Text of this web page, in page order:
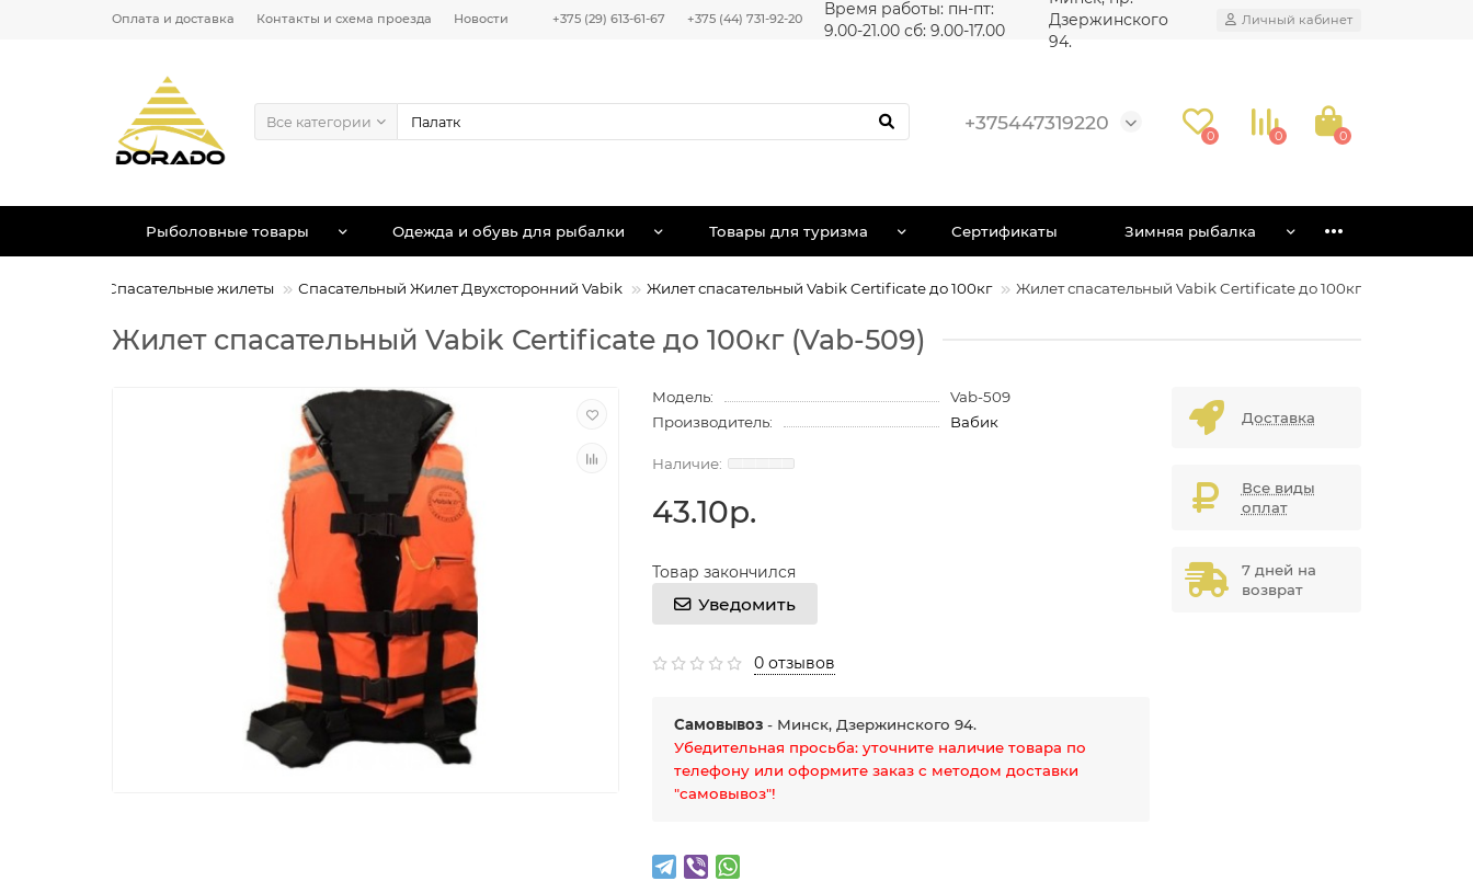
Оплата и доставка Контакты и схема проезда Новости +375 (29) 613-61-67 +375 (44) 731-92-20
Время работы: пн-пт:
9.00-21.00 сб: 9.00-17.00
Дзержинского
94.
Личный кабинет
Все категории +375447319220
0 0 0
Рыболовные товары Одежда и обувь для рыбалки Товары для туризма Сертификаты Зимняя рыбалка
Спасательные жилеты Спасательный Жилет Двухсторонний Vabik Жилет спасательный Vabik Certificate до 100кг Жилет спасательный Vabik Certificate до 100кг
Жилет спасательный Vabik Certificate до 100кг (Vab-509)
Модель:
Vab-509
Производитель:
Вабик
43.10р.
Товар закончился
Уведомить
0 отзывов
Самовывоз - Минск, Дзержинского 94.
Убедительная просьба: уточните наличие товара по
телефону или оформите заказ с методом доставки
"самовывоз"!
Доставка
Все виды
оплат
7 дней на
возврат